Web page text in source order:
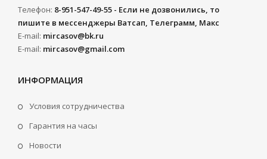
Телефон: 8-951-547-49-55 - Если не дозвонились, то
пишите в мессенджеры Ватсап, Телеграмм, Макс
E-mail: mircasov@bk.ru
E-mail: mircasov@gmail.com
ИНФОРМАЦИЯ
Условия сотрудничества
Гарантия на часы
Новости